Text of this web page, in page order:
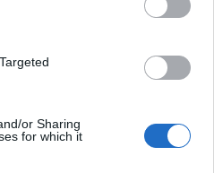
or Sharing
for which it
e
la spesa